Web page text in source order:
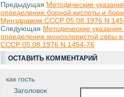
Предыдущая Методические
определение борной кислоты и
Минздравом СССР 05.08.1976 N
Следующая Методические
определение монохлористой серы
СССР 05.08.1976 N 1454-76
ОСТАВИТЬ КОММЕНТАРИЙ
как гость
Заголовок